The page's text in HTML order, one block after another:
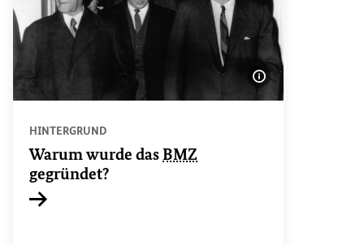
HINTERGRUND
Warum wurde dasBMZ
gegründet?